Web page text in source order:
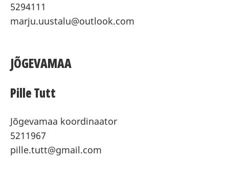
5294111
marju.uustalu@outlook.com
JÕGEVAMAA
Pille Tutt
Jõgevamaa koordinaator
5211967
pille.tutt@gmail.com